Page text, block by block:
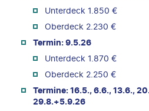
Unterdeck 1.850 €
Oberdeck 2.230 €
Termin: 9.5.26
Unterdeck 1.870 €
Oberdeck 2.250 €
Termine: 16.5., 6.6., 13.6.,
29.8.+5.9.26